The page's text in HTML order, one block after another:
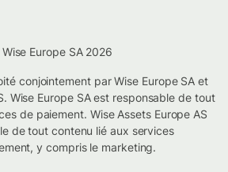
Europe SA 2026
conjointement par Wise Europe SA et
Wise Europe SA est responsable de tout
de paiement. Wise Assets Europe AS
de tout contenu lié aux services
y compris le marketing.